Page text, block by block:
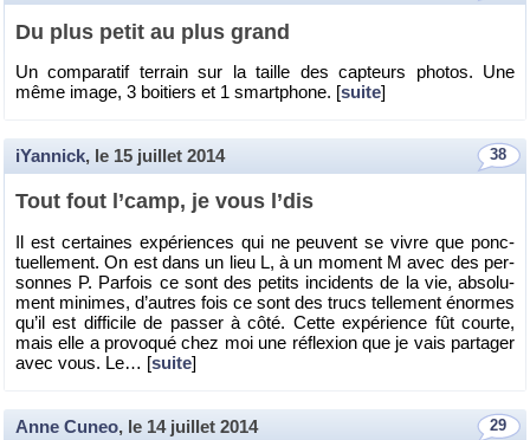
Du plus petit au plus grand
Un com­pa­ra­tif ter­rain sur la taille des cap­teurs pho­tos. Une
même image, 3 boi­tiers et 1 smart­phone. [suite]
38
iYannick, le 15 juillet 2014
Tout fout l’camp, je vous l’dis
Il est cer­taines ex­pé­riences qui ne peuvent se vivre que ponc­
tuel­le­ment. On est dans un lieu L, à un mo­ment M avec des per­
sonnes P. Par­fois ce sont des pe­tits in­ci­dents de la vie, ab­so­lu­
ment mi­nimes, d’autres fois ce sont des trucs tel­le­ment énormes
qu’il est dif­fi­cile de pas­ser à côté. Cette ex­pé­rience fût courte,
mais elle a pro­vo­qué chez moi une ré­flexion que je vais par­ta­ger
avec vous. Le… [suite]
29
Anne Cuneo, le 14 juillet 2014